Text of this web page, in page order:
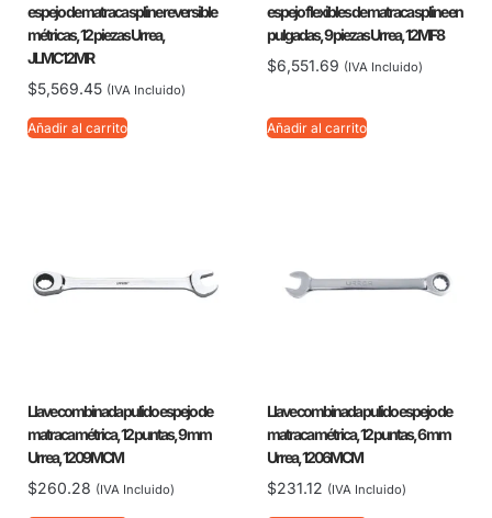
espejo de matraca spline reversible
métricas, 12 piezas Urrea,
JLMC12MR
$5,569.45 (IVA Incluido)
Añadir al carrito
espejo flexibles de matraca spline en
pulgadas, 9 piezas Urrea, 12MF8
$6,551.69 (IVA Incluido)
Añadir al carrito
Llave combinada pulido espejo de
matraca métrica, 12 puntas, 9 mm
Urrea, 1209MCM
$260.28 (IVA Incluido)
Llave combinada pulido espejo de
matraca métrica, 12 puntas, 6 mm
Urrea, 1206MCM
$231.12 (IVA Incluido)